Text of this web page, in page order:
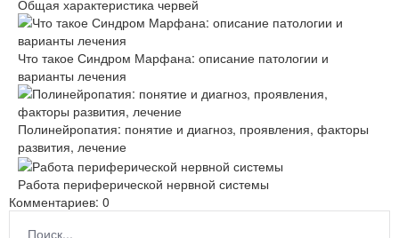
Общая характеристика червей
Что такое Синдром Марфана: описание патологии и
варианты лечения
Полинейропатия: понятие и диагноз, проявления, факторы
развития, лечение
Работа периферической нервной системы
Комментариев: 0